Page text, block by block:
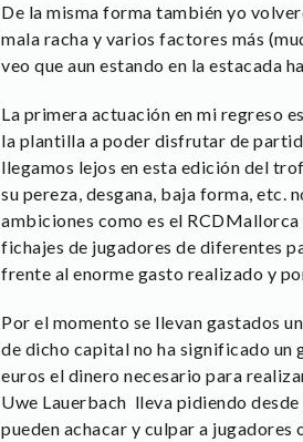
De la misma forma también yo
mala racha y varios factores más
veo que aun estando en la estacada
La primera actuación en mi regreso
la plantilla a poder disfrutar de
llegamos lejos en esta edición del
su pereza, desgana, baja forma, etc.
ambiciones como es el
fichajes de jugadores de diferentes
frente al enorme gasto realizado y
Por el momento se llevan gastados
de dicho capital no ha significado un
euros el dinero necesario para
Uwe Lauerbach lleva pidiendo
pueden achacar y culpar a